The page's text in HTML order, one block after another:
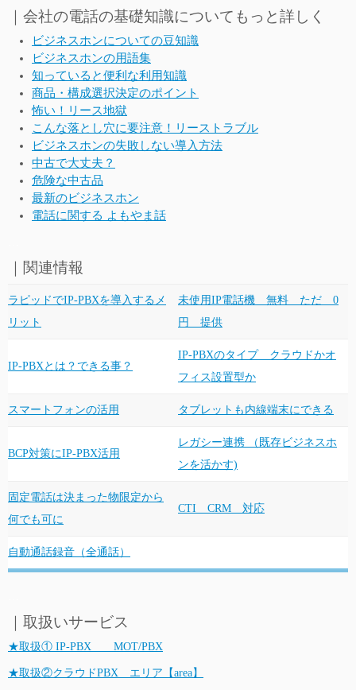
｜会社の電話の基礎知識についてもっと詳しく
ビジネスホンについての豆知識
ビジネスホンの用語集
知っていると便利な利用知識
商品・構成選択決定のポイント
怖い！リース地獄
こんな落とし穴に要注意！リーストラブル
ビジネスホンの失敗しない導入方法
中古で大丈夫？
危険な中古品
最新のビジネスホン
電話に関する よもやま話
｜関連情報
ラピッドでIP-PBXを導入するメ
リット
未使用IP電話機 無料 ただ 0
円 提供
IP-PBXとは？できる事？
IP-PBXのタイプ クラウドかオ
フィス設置型か
スマートフォンの活用 タブレットも内線端末にできる
BCP対策にIP-PBX活用
レガシー連携 （既存ビジネスホ
ンを活かす)
固定電話は決まった物限定から
何でも可に
CTI CRM 対応
自動通話録音（全通話）
｜取扱いサービス
★取扱① IP-PBX MOT/PBX
★取扱②クラウドPBX エリア【area】